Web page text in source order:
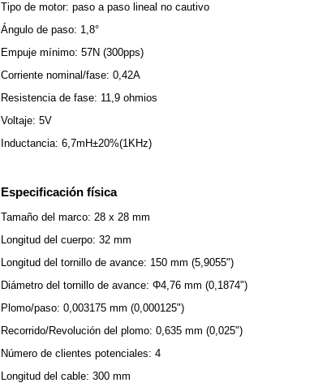
Tipo de motor: paso a paso lineal no cautivo
Ángulo de paso: 1,8°
Empuje mínimo: 57N (300pps)
Corriente nominal/fase: 0,42A
Resistencia de fase: 11,9 ohmios
Voltaje: 5V
Inductancia: 6,7mH±20%(1KHz)
Especificación física
Tamaño del marco: 28 x 28 mm
Longitud del cuerpo: 32 mm
Longitud del tornillo de avance: 150 mm (5,9055")
Diámetro del tornillo de avance: Φ4,76 mm (0,1874")
Plomo/paso: 0,003175 mm (0,000125")
Recorrido/Revolución del plomo: 0,635 mm (0,025")
Número de clientes potenciales: 4
Longitud del cable: 300 mm